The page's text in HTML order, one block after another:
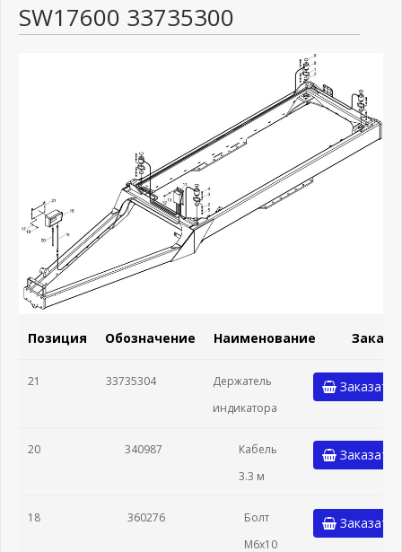
SW17600 33735300
Позиция Обозначение Наименование
21 33735304
Держатель
индикатора
Заказать
20 340987
Кабель
3.3 м
Заказать
18 360276
Болт
M6x10
Заказать